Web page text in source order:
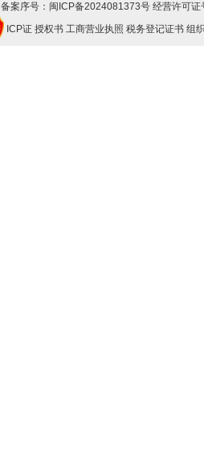
备案序号：闽ICP备2024081373号 经营许可
ICP证 授权书 工商营业执照 税务登记证书 组